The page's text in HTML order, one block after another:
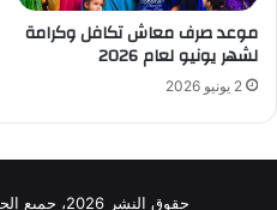
موعد صرف معاش تكافل وكرامة
لشهر يونيو لعام 2026
2 يونيو 2026
حقوق النشر 2026، جميع الحقوق محفوظة © نبأ مصر